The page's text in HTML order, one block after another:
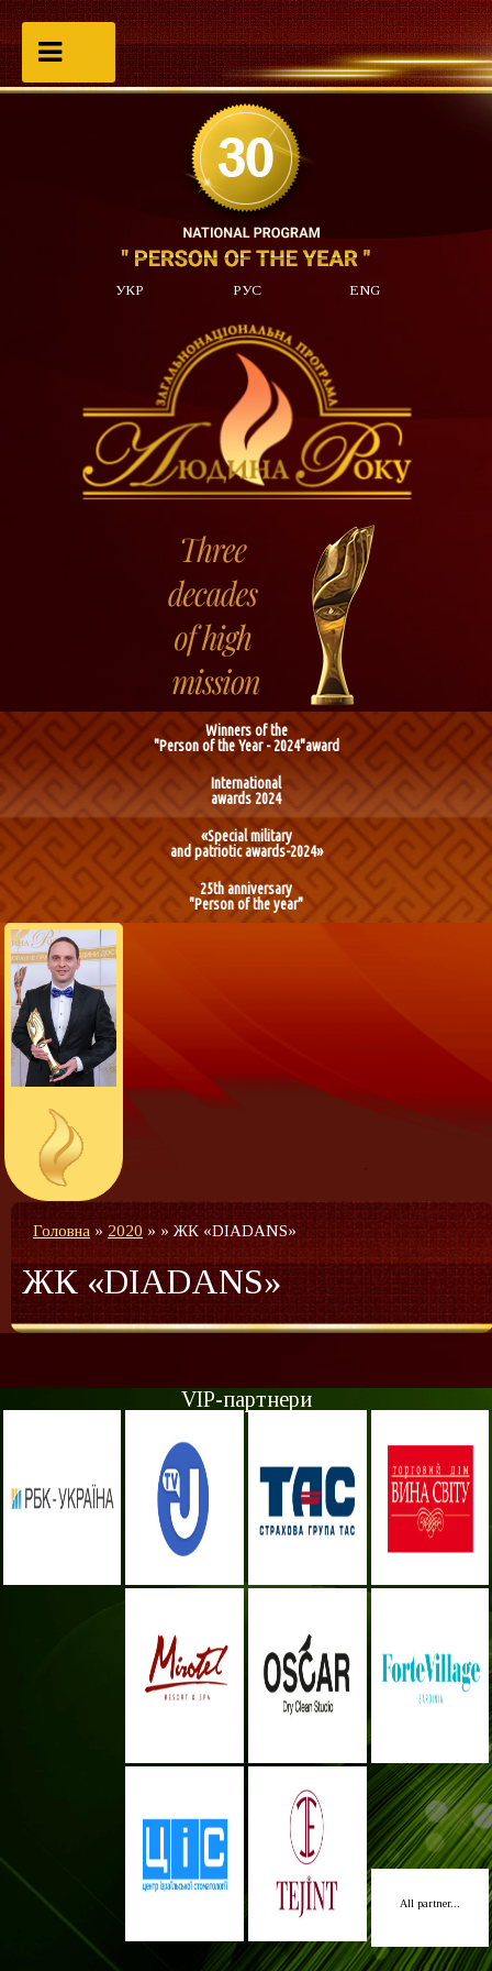
УКР РУС ENG
Winners of the
"Person of the Year - 2024"award
International
awards 2024
«Special military
and patriotic awards-2024»
25th anniversary
"Person of the year"
Головна» 2020 » »ЖК «DIADANS»
ЖК «DIADANS»
VIP-партнери
All partner...